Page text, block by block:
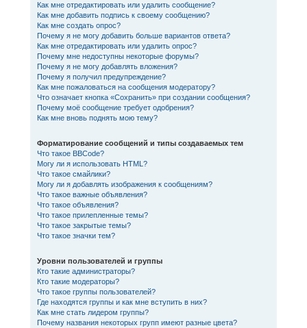
Как мне отредактировать или удалить сообщение?
Как мне добавить подпись к своему сообщению?
Как мне создать опрос?
Почему я не могу добавить больше вариантов ответа?
Как мне отредактировать или удалить опрос?
Почему мне недоступны некоторые форумы?
Почему я не могу добавлять вложения?
Почему я получил предупреждение?
Как мне пожаловаться на сообщения модератору?
Что означает кнопка «Сохранить» при создании сообщения?
Почему моё сообщение требует одобрения?
Как мне вновь поднять мою тему?
Форматирование сообщений и типы создаваемых тем
Что такое BBCode?
Могу ли я использовать HTML?
Что такое смайлики?
Могу ли я добавлять изображения к сообщениям?
Что такое важные объявления?
Что такое объявления?
Что такое прилепленные темы?
Что такое закрытые темы?
Что такое значки тем?
Уровни пользователей и группы
Кто такие администраторы?
Кто такие модераторы?
Что такое группы пользователей?
Где находятся группы и как мне вступить в них?
Как мне стать лидером группы?
Почему названия некоторых групп имеют разные цвета?